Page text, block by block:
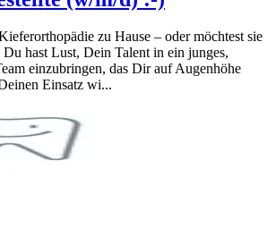
zu Hause – oder möchtest sie
Du hast Lust, Dein Talent in ein junges,
einzubringen, das Dir auf Augenhöhe
Einsatz wi...